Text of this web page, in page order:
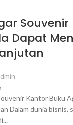
Dapat
Kantor Buku
Dalam dunia bisnis,